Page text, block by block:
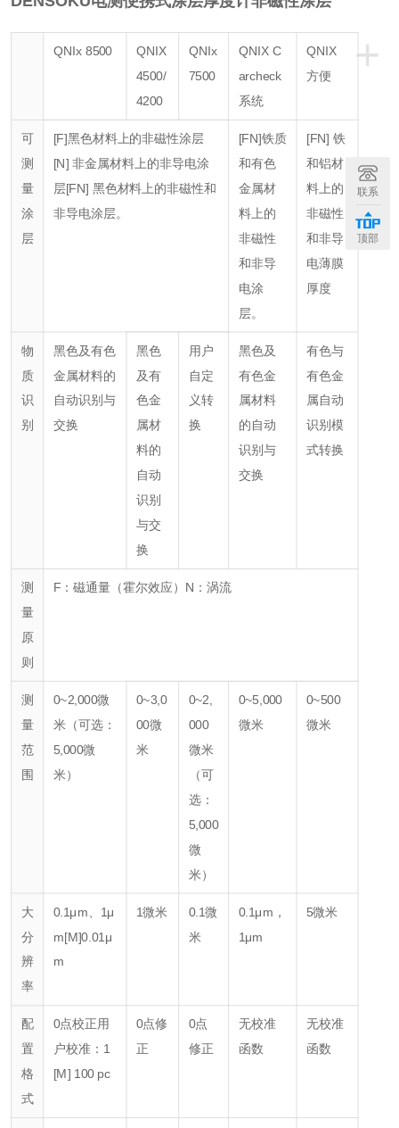
+
QNIx 8500
QNIX
4500/
4200
QNIx
7500
QNIX C
archeck
系统
QNIX
方便
可
测
量
涂
层
[F]黑色材料上的非磁性涂层
[N] 非金属材料上的非导电涂
层[FN] 黑色材料上的非磁性和
非导电涂层。
[FN]铁质
和有色
金属材
料上的
非磁性
和非导
电涂
层。
[FN] 铁
和铝材
料上的
非磁性
和非导
电薄膜
厚度
物
质
识
别
黑色及有色
金属材料的
自动识别与
交换
黑色
及有
色金
属材
料的
自动
识别
与交
换
用户
自定
义转
换
黑色及
有色金
属材料
的自动
识别与
交换
有色与
有色金
属自动
识别模
式转换
测
量
原
则
F：磁通量（霍尔效应） N：涡流
测
量
范
围
0~2,000微
米 （可选：
5,000微
米）
0~3,0
00微
米
0~2,
000
微米
（可
选：
5,000
微
米）
0~5,000
微米
0~500
微米
大
分
辨
率
0.1μm、1μ
m[M]0.01μ
m
1微米
0.1微
米
0.1μm，
1μm
5微米
配
置
格
式
0点校正用
户校准：1
[M] 100 pc
0点修
正
0点
修正
无校准
函数
无校准
函数
联系
顶部